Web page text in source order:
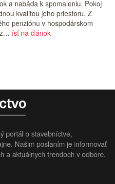
a nabáda k spomaleniu. Pokoj
kvalitou jeho priestoru. Z
penziónu v hospodárskom
ísť na článok
portál o stavebníctve,
Našim poslaním je informovať
a aktuálnych trendoch v odbore.